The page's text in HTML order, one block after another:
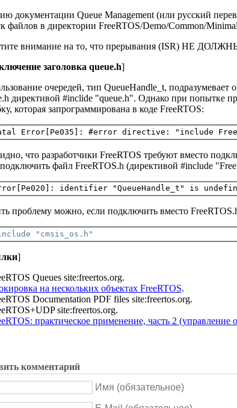
документации Queue Management (или русский
файлов в директории FreeRTOS/Demo/Common/
внимание на то, что прерывания (ISR) НЕ
заголовка queue.h]
очередей, тип QueueHandle_t,
директивой #inclide "queue.h". Однако при попытке
которая запрограммирована в коде FreeRTOS:
что разработчики FreeRTOS требуют вместо
файл FreeRTOS.h (директивой #include
проблему можно, если подключить вместо
"cmsis_os.h"
]
Queues site:freertos.org.
на нескольких объектах FreeRTOS.
Documentation PDF files site:freertos.org.
site:freertos.org.
практическое применение, часть 2 (управление
комментарий
Имя (обязательное)